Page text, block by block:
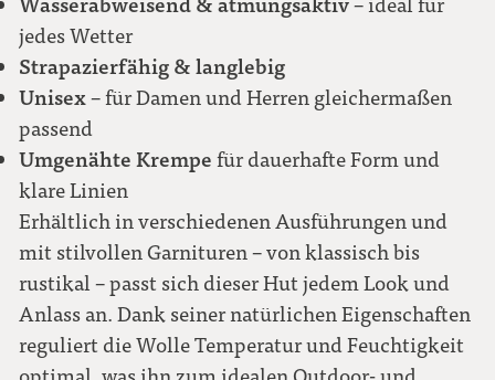
62
jedes Wetter
Strapazierfähig & langlebig
Unisex– für Damen und Herren gleichermaßen
passend
Umgenähte Krempe für dauerhafte Form und
klare Linien
Erhältlich in verschiedenen Ausführungen und
mit stilvollen Garnituren – von klassisch bis
rustikal – passt sich dieser Hut jedem Look und
Anlass an. Dank seiner natürlichen Eigenschaften
reguliert die Wolle Temperatur und Feuchtigkeit